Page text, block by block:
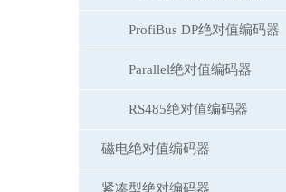
ProfiBus DP绝对值编码器
Parallel绝对值编码器
RS485绝对值编码器
磁电绝对值编码器
紧凑型绝对编码器